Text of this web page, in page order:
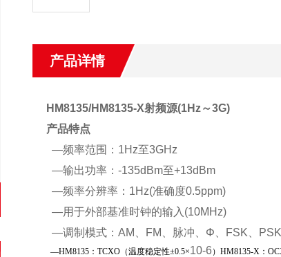
产品详情
HM8135/HM8135-X射频源(1Hz～3G)
产品特点
—频率范围：1Hz至3GHz
—输出功率：-135dBm至+13dBm
—频率分辨率：1Hz(准确度0.5ppm)
—用于外部基准时钟的输入(10MHz)
—调制模式：AM、FM、脉冲、Φ、FSK、PSK
—HM8135：TCXO（温度稳定性±0.5×10-6 ）HM8135-X：